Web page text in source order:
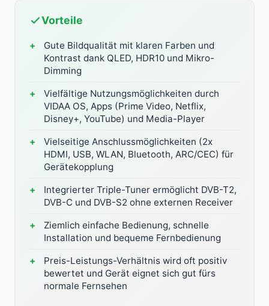
Vorteile
Gute Bildqualität mit klaren Farben und
Kontrast dank QLED, HDR10 und Mikro-
Dimming
Vielfältige Nutzungsmöglichkeiten durch
VIDAA OS, Apps (Prime Video, Netflix,
Disney+, YouTube) und Media-Player
Vielseitige Anschlussmöglichkeiten (2x
HDMI, USB, WLAN, Bluetooth, ARC/CEC) für
Gerätekopplung
Integrierter Triple-Tuner ermöglicht DVB-T2,
DVB-C und DVB-S2 ohne externen Receiver
Ziemlich einfache Bedienung, schnelle
Installation und bequeme Fernbedienung
Preis-Leistungs-Verhältnis wird oft positiv
bewertet und Gerät eignet sich gut fürs
normale Fernsehen